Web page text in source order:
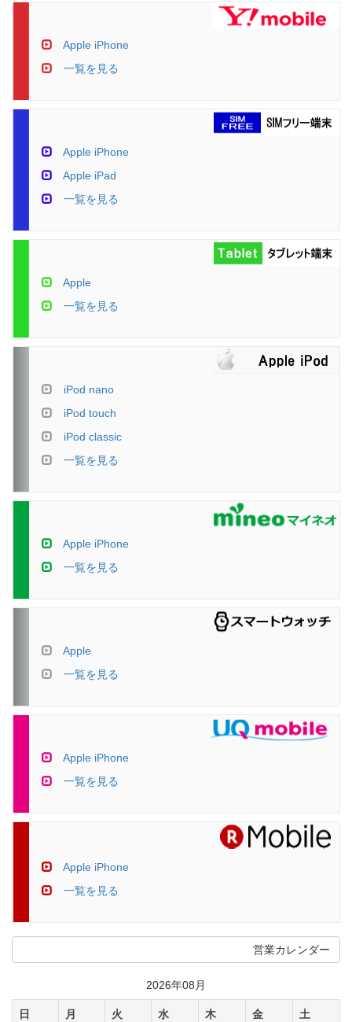
Apple iPhone
一覧を見る
Apple iPhone
Apple iPad
一覧を見る
Apple
一覧を見る
iPod nano
iPod touch
iPod classic
一覧を見る
Apple iPhone
一覧を見る
Apple
一覧を見る
Apple iPhone
一覧を見る
Apple iPhone
一覧を見る
営業カレンダー
2026年08月
日 月 火 水 木 金 土